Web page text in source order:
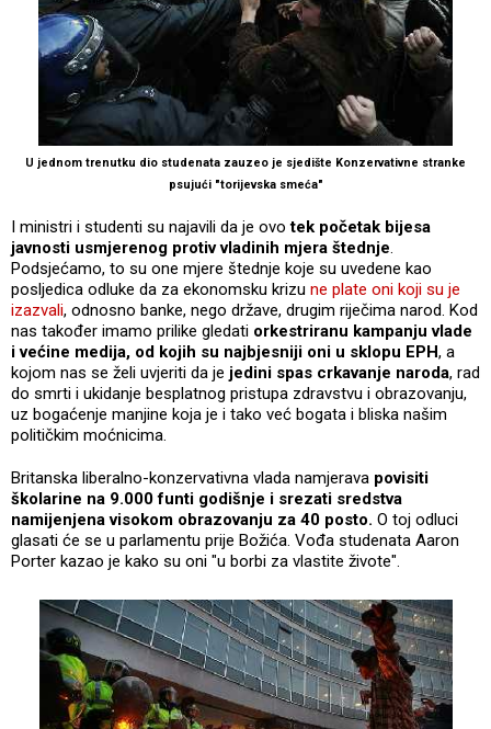
U jednom trenutku dio studenata zauzeo je sjedište Konzervativne stranke
psujući "torijevska smeća"
I ministri i studenti su najavili da je ovotek početak bijesa
javnosti usmjerenog protiv vladinih mjera štednje.
Podsjećamo, to su one mjere štednje koje su uvedene kao
posljedica odluke da za ekonomsku krizu ne plate oni koji su je
izazvali, odnosno banke, nego države, drugim riječima narod. Kod
nas također imamo prilike gledati orkestriranu kampanju vlade
i većine medija, od kojih su najbjesniji oni u sklopu EPH, a
kojom nas se želi uvjeriti da je jedini spas crkavanje naroda, rad
do smrti i ukidanje besplatnog pristupa zdravstvu i obrazovanju,
uz bogaćenje manjine koja je i tako već bogata i bliska našim
političkim moćnicima.
Britanska liberalno-konzervativna vlada namjerava povisiti
školarine na 9.000 funti godišnje i srezati sredstva
namijenjena visokom obrazovanju za 40 posto. O toj odluci
glasati će se u parlamentu prije Božića. Vođa studenata Aaron
Porter kazao je kako su oni "u borbi za vlastite živote".